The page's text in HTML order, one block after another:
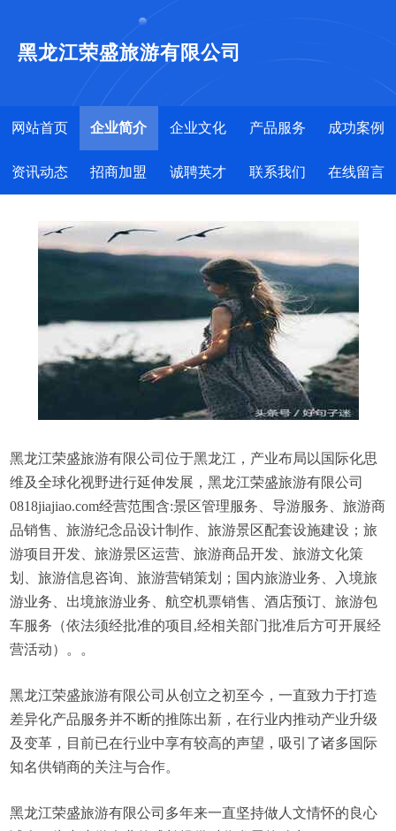
黑龙江荣盛旅游有限公司
网站首页 企业简介 企业文化 产品服务 成功案例
资讯动态 招商加盟 诚聘英才 联系我们 在线留言
黑龙江荣盛旅游有限公司位于黑龙江，产业布局以国际化思
维及全球化视野进行延伸发展，黑龙江荣盛旅游有限公司
0818jiajiao.com经营范围含:景区管理服务、导游服务、旅游商
品销售、旅游纪念品设计制作、旅游景区配套设施建设；旅
游项目开发、旅游景区运营、旅游商品开发、旅游文化策
划、旅游信息咨询、旅游营销策划；国内旅游业务、入境旅
游业务、出境旅游业务、航空机票销售、酒店预订、旅游包
车服务（依法须经批准的项目,经相关部门批准后方可开展经
营活动）。。
黑龙江荣盛旅游有限公司从创立之初至今，一直致力于打造
差异化产品服务并不断的推陈出新，在行业内推动产业升级
及变革，目前已在行业中享有较高的声望，吸引了诸多国际
知名供销商的关注与合作。
黑龙江荣盛旅游有限公司多年来一直坚持做人文情怀的良心